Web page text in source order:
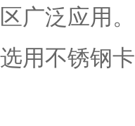
区广泛应用。
选用不锈钢